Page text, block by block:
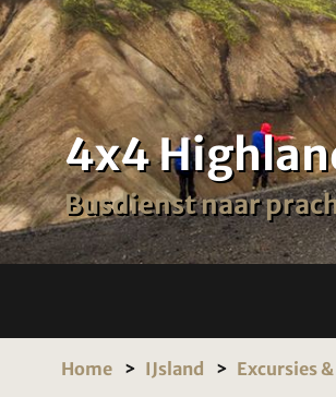
4x4
Busdienst naar
Home IJsland Excursies